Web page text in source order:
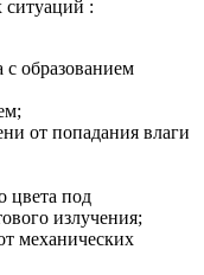
:
с образованием
от попадания влаги
цвета под
излучения;
механических